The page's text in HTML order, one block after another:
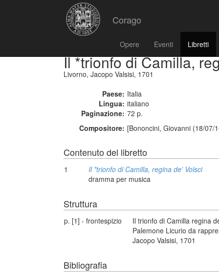
Corago
Opere Eventi Libretti
Il *trionfo di Camilla,
Livorno, Jacopo Valsisi, 1701
Paese: Italia
Lingua: italiano
Paginazione: 72 p.
Compositore: [Bononcini, Giovanni (18/07/
Contenuto del libretto
1
Il *trionfo di Camilla, regina de' Volsci
dramma per musica
Struttura
p. [1] - frontespizio
Il trionfo di Camilla regina
Palemone Licurio da
Jacopo Valsisi, 1701
Bibliografia